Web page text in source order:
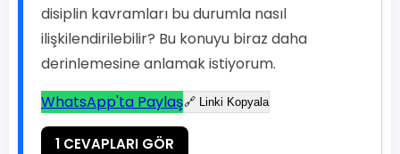
disiplin kavramları bu durumla nasıl
ilişkilendirilebilir? Bu konuyu biraz daha
derinlemesine anlamak istiyorum.
WhatsApp'ta Paylaş🔗 Linki Kopyala
1 CEVAPLARI GÖR